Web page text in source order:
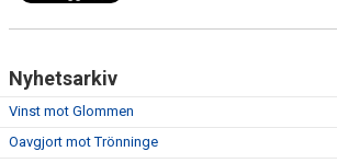
SPELARRÅDET
Nyhetsarkiv
Vinst mot Glommen
Oavgjort mot Trönninge